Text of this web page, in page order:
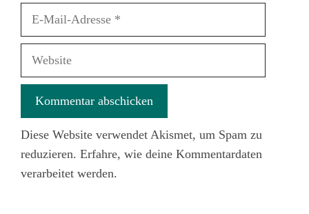
Website
Diese Website verwendet Akismet, um Spam zu
reduzieren. Erfahre, wie deine Kommentardaten
verarbeitet werden.